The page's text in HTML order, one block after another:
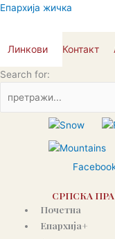
Пређи
Епархија жичка
Линкови Контакт
Search for:
СРПСКА
Почетна
Епархија+